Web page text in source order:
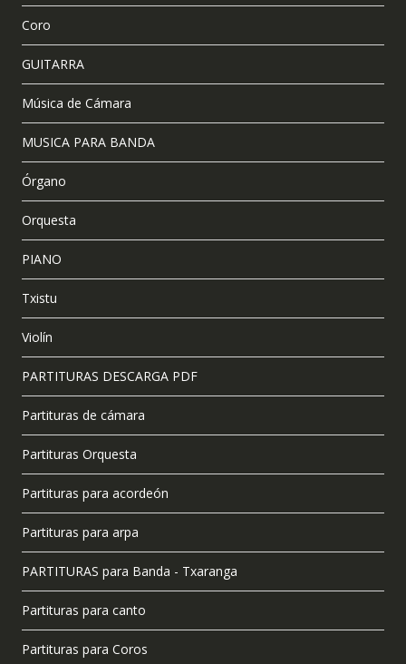
Coro
GUITARRA
Música de Cámara
MUSICA PARA BANDA
Órgano
Orquesta
PIANO
Txistu
Violín
PARTITURAS DESCARGA PDF
Partituras de cámara
Partituras Orquesta
Partituras para acordeón
Partituras para arpa
PARTITURAS para Banda - Txaranga
Partituras para canto
Partituras para Coros